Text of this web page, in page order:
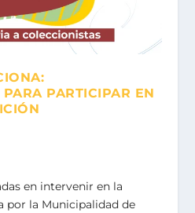
PARTICIPAR EN
en intervenir en la
por la Municipalidad de